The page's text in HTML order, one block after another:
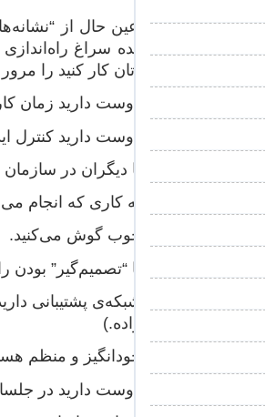
در عین حال از
رسیده سراغ
خودتان کار کنید را
۷- شبکه‌ی پشتیبانی
خانواده.)